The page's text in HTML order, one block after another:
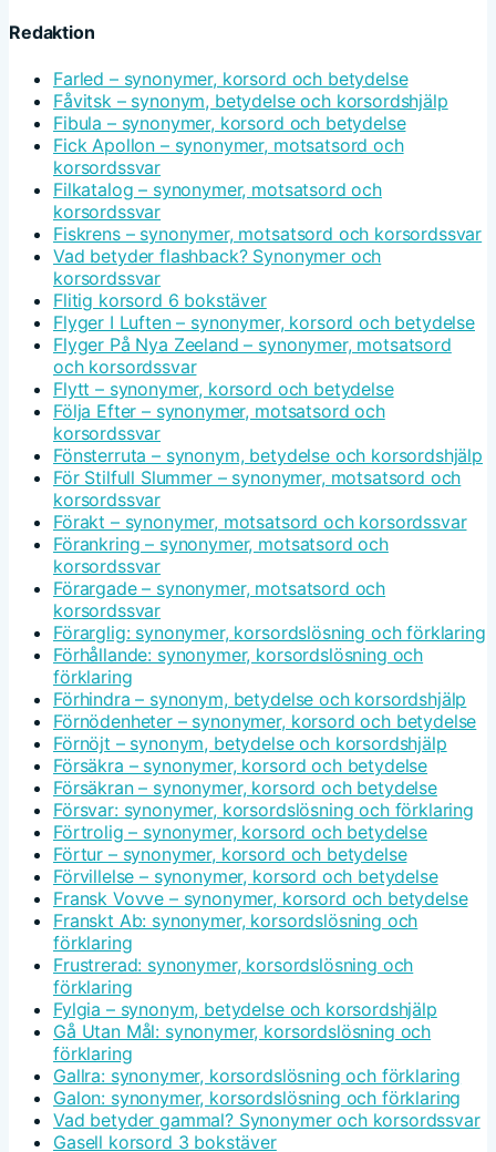
Redaktion
Farled – synonymer, korsord och betydelse
Fåvitsk – synonym, betydelse och korsordshjälp
Fibula – synonymer, korsord och betydelse
Fick Apollon – synonymer, motsatsord och
korsordssvar
Filkatalog – synonymer, motsatsord och
korsordssvar
Fiskrens – synonymer, motsatsord och korsordssvar
Vad betyder flashback? Synonymer och
korsordssvar
Flitig korsord 6 bokstäver
Flyger I Luften – synonymer, korsord och betydelse
Flyger På Nya Zeeland – synonymer, motsatsord
och korsordssvar
Flytt – synonymer, korsord och betydelse
Följa Efter – synonymer, motsatsord och
korsordssvar
Fönsterruta – synonym, betydelse och korsordshjälp
För Stilfull Slummer – synonymer, motsatsord och
korsordssvar
Förakt – synonymer, motsatsord och korsordssvar
Förankring – synonymer, motsatsord och
korsordssvar
Förargade – synonymer, motsatsord och
korsordssvar
Förarglig: synonymer, korsordslösning och förklaring
Förhållande: synonymer, korsordslösning och
förklaring
Förhindra – synonym, betydelse och korsordshjälp
Förnödenheter – synonymer, korsord och betydelse
Förnöjt – synonym, betydelse och korsordshjälp
Försäkra – synonymer, korsord och betydelse
Försäkran – synonymer, korsord och betydelse
Försvar: synonymer, korsordslösning och förklaring
Förtrolig – synonymer, korsord och betydelse
Förtur – synonymer, korsord och betydelse
Förvillelse – synonymer, korsord och betydelse
Fransk Vovve – synonymer, korsord och betydelse
Franskt Ab: synonymer, korsordslösning och
förklaring
Frustrerad: synonymer, korsordslösning och
förklaring
Fylgia – synonym, betydelse och korsordshjälp
Gå Utan Mål: synonymer, korsordslösning och
förklaring
Gallra: synonymer, korsordslösning och förklaring
Galon: synonymer, korsordslösning och förklaring
Vad betyder gammal? Synonymer och korsordssvar
Gasell korsord 3 bokstäver